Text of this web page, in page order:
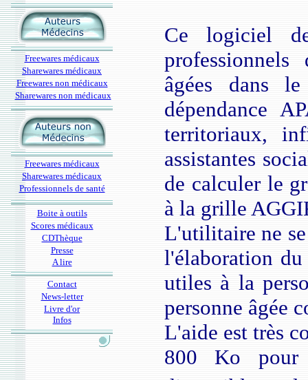
Freewares médicaux
Sharewares médicaux
Freewares non médicaux
Sharewares non médicaux
Freewares médicaux
Sharewares médicaux
Professionnels de santé
Boite à outils
Scores médicaux
CDThèque
Presse
A lire
Contact
News-letter
Livre d'or
Infos
Ce logiciel
âgées dans
dépendance
territoriaux,
assistantes
de calculer le
à la grille
L'utilitaire ne
l'élaboration
utiles à la
personne âgée
L'aide est très
800 Ko pour